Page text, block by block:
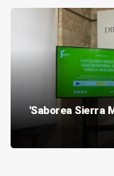
'Saborea Sierra